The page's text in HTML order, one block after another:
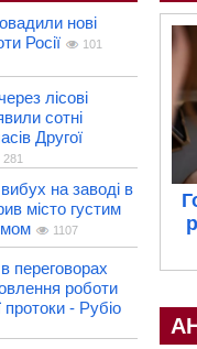
нові
Росії
101
лісові
сотні
Другої
281
на заводі в
місто густим
1107
переговорах
роботи
- Рубіо